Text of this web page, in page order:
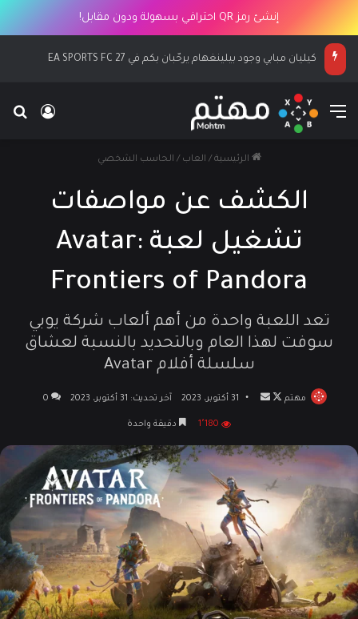
إنشئ رمز QR احترافي بسهولة ودون مقابل!
كيليان مبابي وجود بيلينغهام يرحّبان بكم في EA SPORTS FC 27
القائمة
الرئيسية / العاب / الحاسب الشخصي
الكشف عن مواصفات
تشغيل لعبة Avatar:
Frontiers of Pandora
تعد اللعبة واحدة من أهم ألعاب شركة يوبي
سوفت لهذا العام وبالتحديد بالنسبة لعشاق
سلسلة أفلام Avatar
مهتم
تابع أرسل 31 أكتوبر، 2023 آخر تحديث: 31 أكتوبر، 2023 0
1٬180 دقيقة واحدة